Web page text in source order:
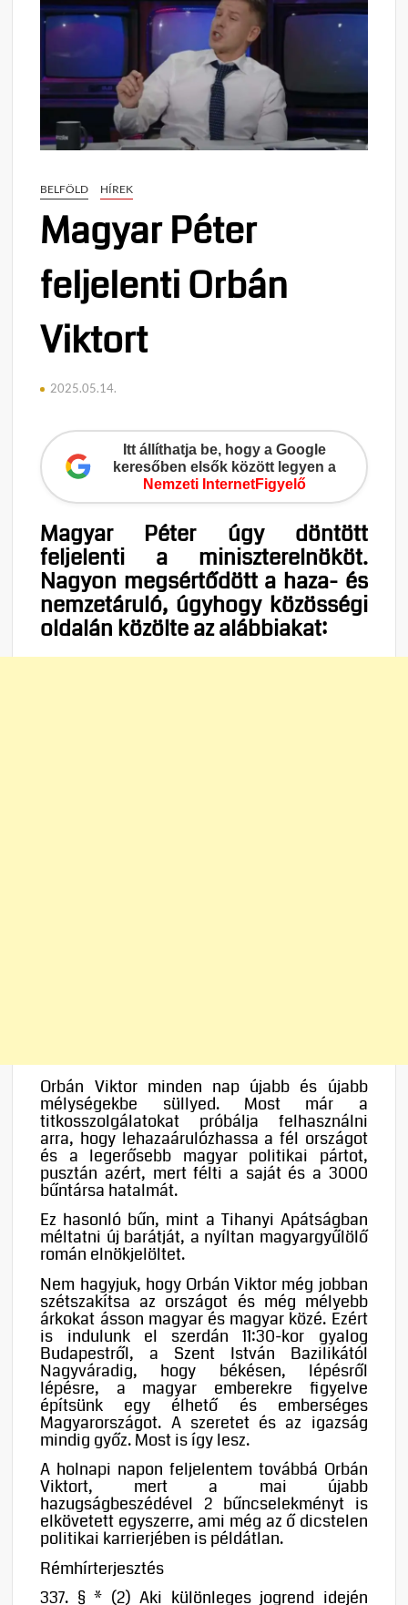
BELFÖLD HÍREK
Magyar Péter
feljelenti Orbán
Viktort
2025.05.14.
Itt állíthatja be, hogy a Google
keresőben elsők között legyen a
Nemzeti InternetFigyelő
Magyar Péter úgy döntött
feljelenti a miniszterelnököt.
Nagyon megsértődött a haza- és
nemzetáruló, úgyhogy közösségi
oldalán közölte az alábbiakat:
Orbán Viktor minden nap újabb és újabb
mélységekbe süllyed. Most már a
titkosszolgálatokat próbálja felhasználni
arra, hogy lehazaárulózhassa a fél országot
és a legerősebb magyar politikai pártot,
pusztán azért, mert félti a saját és a 3000
bűntársa hatalmát.
Ez hasonló bűn, mint a Tihanyi Apátságban
méltatni új barátját, a nyíltan magyargyűlölő
román elnökjelöltet.
Nem hagyjuk, hogy Orbán Viktor még jobban
szétszakítsa az országot és még mélyebb
árkokat ásson magyar és magyar közé. Ezért
is indulunk el szerdán 11:30-kor gyalog
Budapestről, a Szent István Bazilikától
Nagyváradig, hogy békésen, lépésről
lépésre, a magyar emberekre figyelve
építsünk egy élhető és emberséges
Magyarországot. A szeretet és az igazság
mindig győz. Most is így lesz.
A holnapi napon feljelentem továbbá Orbán
Viktort, mert a mai újabb
hazugságbeszédével 2 bűncselekményt is
elkövetett egyszerre, ami még az ő dicstelen
politikai karrierjében is példátlan.
Rémhírterjesztés
337. § * (2) Aki különleges jogrend idején